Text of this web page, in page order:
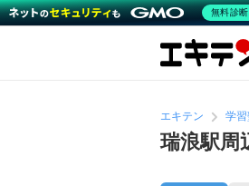
エキテン 学
瑞浪駅周
無料診断